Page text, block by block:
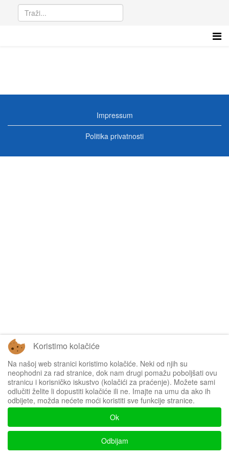
Impressum
Politika privatnosti
Koristimo kolačiće
Na našoj web stranici koristimo kolačiće. Neki od njih su
neophodni za rad stranice, dok nam drugi pomažu poboljšati ovu
stranicu i korisničko iskustvo (kolačići za praćenje). Možete sami
odlučiti želite li dopustiti kolačiće ili ne. Imajte na umu da ako ih
odbijete, možda nećete moći koristiti sve funkcije stranice.
Ok
Odbijam